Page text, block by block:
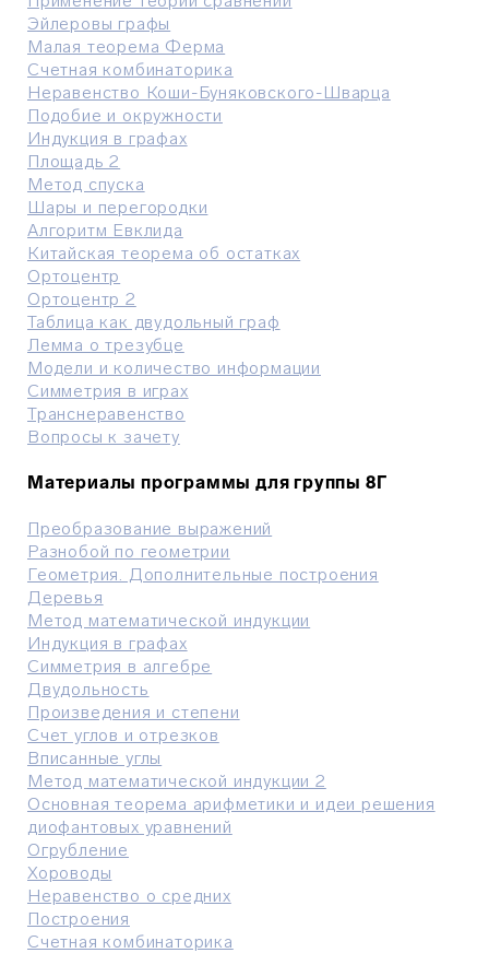
Эйлеровы графы
Малая теорема Ферма
Счетная комбинаторика
Неравенство Коши-Буняковского-Шварца
Подобие и окружности
Индукция в графах
Площадь 2
Метод спуска
Шары и перегородки
Алгоритм Евклида
Китайская теорема об остатках
Ортоцентр
Ортоцентр 2
Таблица как двудольный граф
Лемма о трезубце
Модели и количество информации
Симметрия в играх
Транснеравенство
Вопросы к зачету
Материалы программы для группы 8Г
Преобразование выражений
Разнобой по геометрии
Геометрия. Дополнительные построения
Деревья
Метод математической индукции
Индукция в графах
Симметрия в алгебре
Двудольность
Произведения и степени
Счет углов и отрезков
Вписанные углы
Метод математической индукции 2
Основная теорема арифметики и идеи решения
диофантовых уравнений
Огрубление
Хороводы
Неравенство о средних
Построения
Счетная комбинаторика